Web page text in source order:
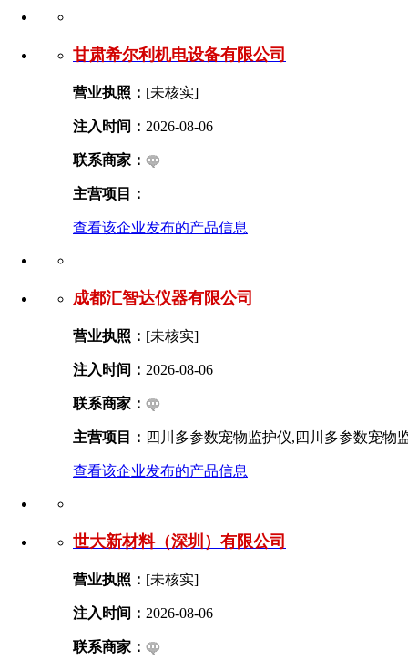
甘肃希尔利机电设备有限公司
营业执照： [未核实]
注入时间： 2026-08-06
联系商家：
主营项目：
查看该企业发布的产品信息
成都汇智达仪器有限公司
营业执照： [未核实]
注入时间： 2026-08-06
联系商家：
主营项目： 四川多参数宠物监护仪,四川多参数宠物
查看该企业发布的产品信息
世大新材料（深圳）有限公司
营业执照： [未核实]
注入时间： 2026-08-06
联系商家：